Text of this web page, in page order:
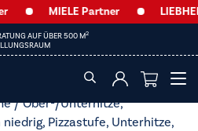
MIELE Partner
AUF ÜBER 500 M2
/ Ober-/Unterhitze,
Pizzastufe, Unterhitze,